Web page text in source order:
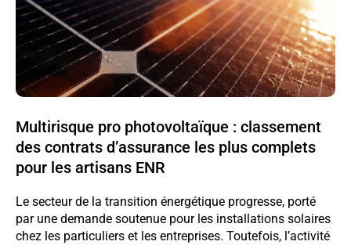
Multirisque pro photovoltaïque : classement
des contrats d’assurance les plus complets
pour les artisans ENR
Le secteur de la transition énergétique progresse, porté
par une demande soutenue pour les installations solaires
chez les particuliers et les entreprises. Toutefois, l’activité